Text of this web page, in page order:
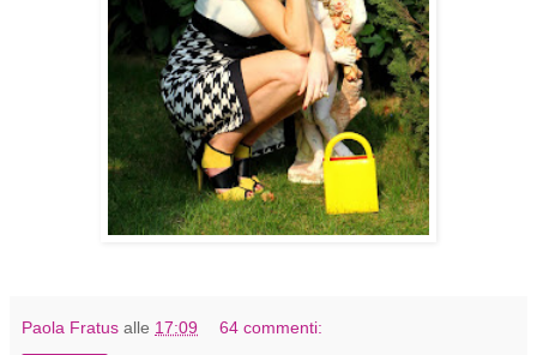
Paola Fratus alle 17:09 64 commenti: